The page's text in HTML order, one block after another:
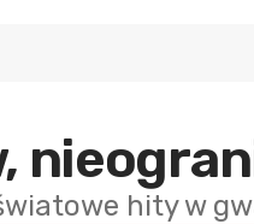
hity w